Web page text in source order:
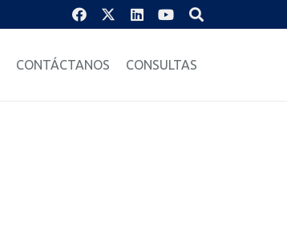
CONTÁCTANOS CONSULTAS